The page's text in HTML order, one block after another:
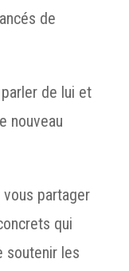
de
de lui et
nouveau
vous partager
qui
soutenir les